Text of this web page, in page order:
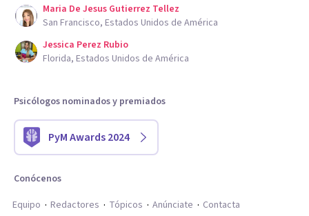
Maria De Jesus Gutierrez Tellez
San Francisco, Estados Unidos de América
Jessica Perez Rubio
Florida, Estados Unidos de América
Psicólogos nominados y premiados
PyM Awards 2024
Conócenos
Equipo
Redactores Tópicos Anúnciate Contacta